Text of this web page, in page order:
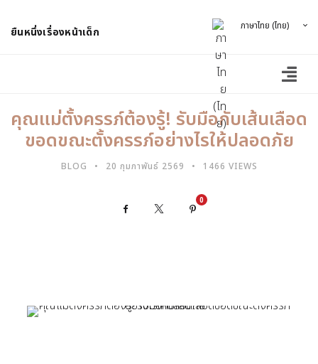
ยืนหนึ่งเรื่องหน้าเด็ก ภาษาไทย (ไทย)
คุณแม่ตั้งครรภ์ต้องรู้! รับมือกับเส้นเลือด
ขอดขณะตั้งครรภ์อย่างไรให้ปลอดภัย
20 กุมภาพันธ์ 2569
BLOG 1466 VIEWS
Facebook
0